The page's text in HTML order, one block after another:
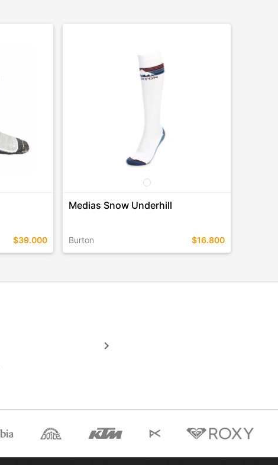
$39.000
Medias Snow Underhill
Burton $16.800
keyboard_arrow_right